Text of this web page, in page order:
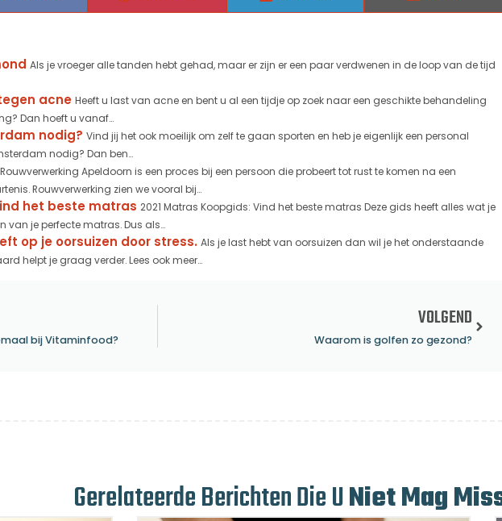
Als je vroeger alle tanden hebt gehad, maar er zijn er een paar verdwenen in de loop van de tijd
acne Heeft u last van acne en bent u al een tijdje op zoek naar een geschikte behandeling
Dan hoeft u vanaf...
nodig? Vind jij het ook moeilijk om zelf te gaan sporten en heb je eigenlijk een personal
nodig? Dan ben...
Rouwverwerking Apeldoorn is een proces bij een persoon die probeert tot rust te komen na een
Rouwverwerking zien we vooral bij...
het beste matras 2021 Matras Koopgids: Vind het beste matras Deze gids heeft alles wat je
van je perfecte matras. Dus als...
op je oorsuizen door stress. Als je last hebt van oorsuizen dan wil je het onderstaande
helpt je graag verder. Lees ook meer...
bij Vitaminfood?
VOLGEND
Waarom is golfen zo gezond?
Gerelateerde Berichten Die UNiet Mag